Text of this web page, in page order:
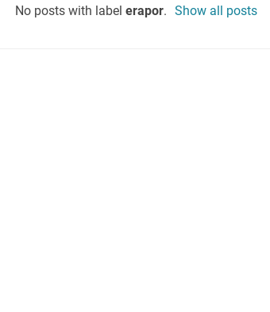
No posts with labelerapor. Show all posts